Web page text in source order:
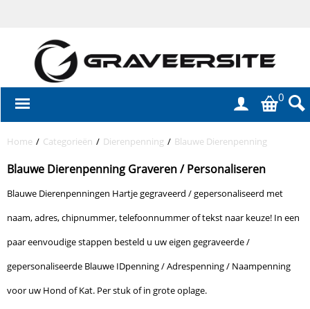
0
Home / Categorieën / Dierenpenning / Blauwe Dierenpenning
Blauwe Dierenpenning Graveren / Personaliseren
Blauwe Dierenpenningen Hartje gegraveerd / gepersonaliseerd met
naam, adres, chipnummer, telefoonnummer of tekst naar keuze! In een
paar eenvoudige stappen besteld u uw eigen gegraveerde /
gepersonaliseerde Blauwe IDpenning / Adrespenning / Naampenning
voor uw Hond of Kat. Per stuk of in grote oplage.